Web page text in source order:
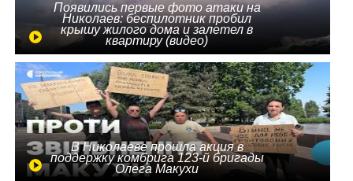
Появились первые фото атаки на
Николаев: беспилотник пробил
крышу жилого дома и залетел в
квартиру (видео)
В Николаеве прошла акция в
поддержку комбрига 123-й бригады
Олега Макухи